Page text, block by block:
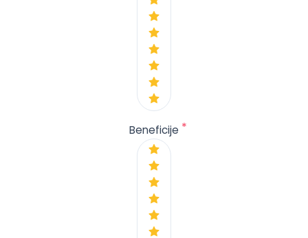
Beneficije *